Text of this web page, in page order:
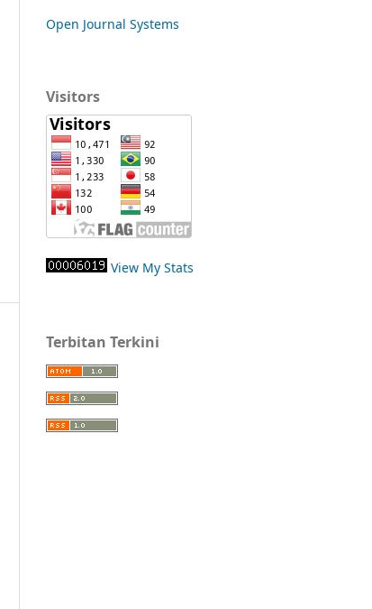
Open Journal Systems
Visitors
View My Stats
Terbitan Terkini